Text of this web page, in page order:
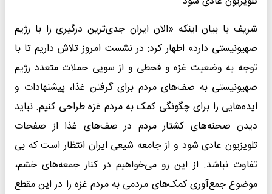
شریف با بیان اینکه «الان ایران جدی‌ترین درگیری را با رژیم
صهیونیستی دارد» اظهار کرد: در نشست امروز تلاش داریم تا با
توجه به وضعیت غزه و قحطی و از سویی حملات متعدد رژیم
صهیونیستی به صف‌های مردم برای گرفتن غذا، پیشنهادات و
ایده‌هایی را برای چگونگی کمک به مردم غزه طراحی کنیم. نباید
دیدن صحنه‌های کشتار مردم در صف‌های غذا از صفحات
تلویزیون عادی شود و از جامعه شیعی ایران انتظار است که بی
تفاوت نباشد. از این رو می‌خواهیم در کنار جمعه‌های خشم،
موضوع جمع‌آوری کمک‌های مردمی به مردم غزه را در این مقطع